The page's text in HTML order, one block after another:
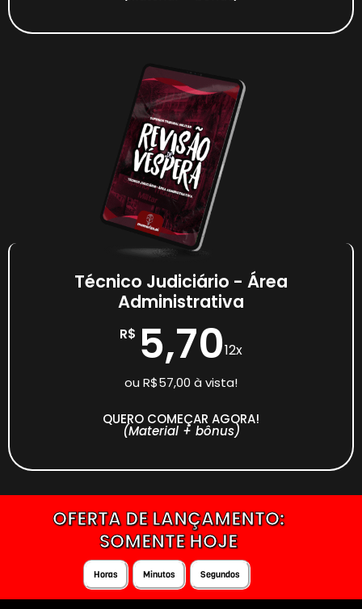
Técnico Judiciário - Área
Administrativa
R$ 5,7012x
ou R$57,00 à vista!
QUERO COMEÇAR AGORA!
(Material + bônus)
OFERTA DE LANÇAMENTO:
SOMENTE HOJE
Horas Minutos Segundos